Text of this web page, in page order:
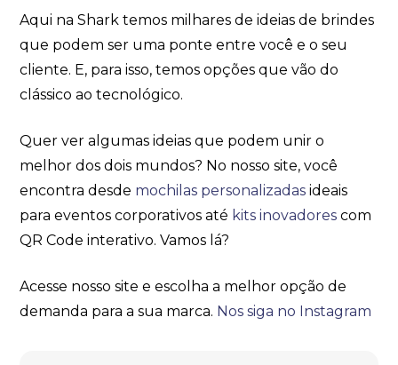
Aqui na Shark temos milhares de ideias de brindes
que podem ser uma ponte entre você e o seu
cliente. E, para isso, temos opções que vão do
clássico ao tecnológico.
Quer ver algumas ideias que podem unir o
melhor dos dois mundos? No nosso site, você
encontra desde mochilas personalizadas ideais
para eventos corporativos até kits inovadores com
QR Code interativo. Vamos lá?
Acesse nosso site e escolha a melhor opção de
demanda para a sua marca. Nos siga no Instagram